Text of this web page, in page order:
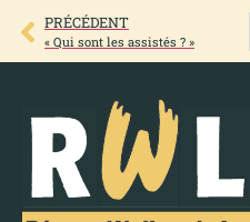
PRÉCÉDENT
« Qui sont les assistés ? »